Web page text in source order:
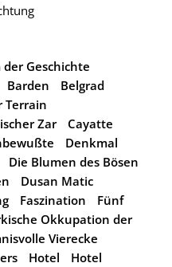
Geschichte
Barden
Belgrad
Terrain
Zar
Cayatte
Denkmal
Die Blumen des Bösen
Dusan Matic
Faszination
Fünf
Okkupation der
Vierecke
Hotel
Hotel